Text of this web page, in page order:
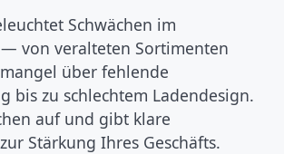
Schwächen im
von veralteten Sortimenten
über fehlende
bis zu schlechtem Ladendesign.
auf und gibt klare
Stärkung Ihres Geschäfts.